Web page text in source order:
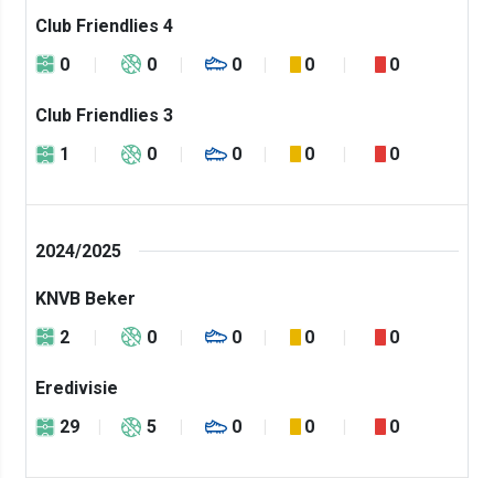
Club Friendlies 4
0
0 0 0 0
Club Friendlies 3
1
0 0 0 0
2024/2025
KNVB Beker
2
0 0 0 0
Eredivisie
29
5 0 0 0